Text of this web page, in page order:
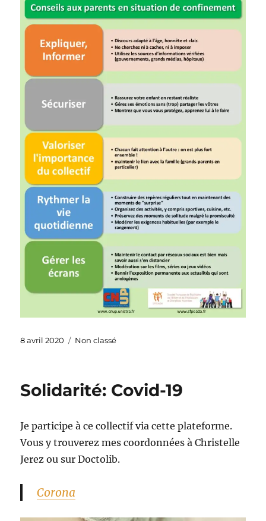
Publié
8 avril 2020 Catégories
Non classé
Solidarité: Covid-19
Je participe à ce collectif via cette plateforme.
Vous y trouverez mes coordonnées à Christelle
Jerez ou sur Doctolib.
Corona